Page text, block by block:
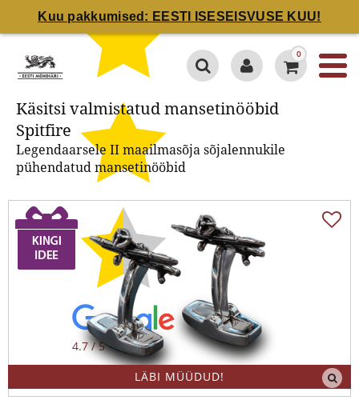
Kuu pakkumised: EESTI ISESEISVUSE KUU!
4.7 / 5
0
Käsitsi valmistatud mansetinööbid
Spitfire
Legendaarsele II maailmasõja sõjalennukile
pühendatud mansetinööbid
LÄBI MÜÜDUD!
Käsitsi valmistatud
mansetinööbid Spitfire